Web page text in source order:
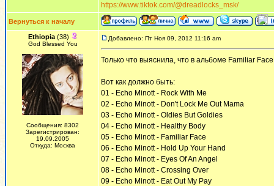
https://www.tiktok.com/@dreadlocks_msk/
Вернуться к началу
Ethiopia(38)
God Blessed You
Сообщения: 8302
Зарегистрирован:
19.09.2005
Откуда: Москва
Добавлено: Пт Ноя 09, 2012 11:16 am
Только что выяснила, что в альбоме Familiar
Вот как должно быть:
01 - Echo Minott - Rock With Me
02 - Echo Minott - Don't Lock Me Out Mama
03 - Echo Minott - Oldies But Goldies
04 - Echo Minott - Healthy Body
05 - Echo Minott - Familiar Face
06 - Echo Minott - Hold Up Your Hand
07 - Echo Minott - Eyes Of An Angel
08 - Echo Minott - Crossing Over
09 - Echo Minott - Eat Out My Pay